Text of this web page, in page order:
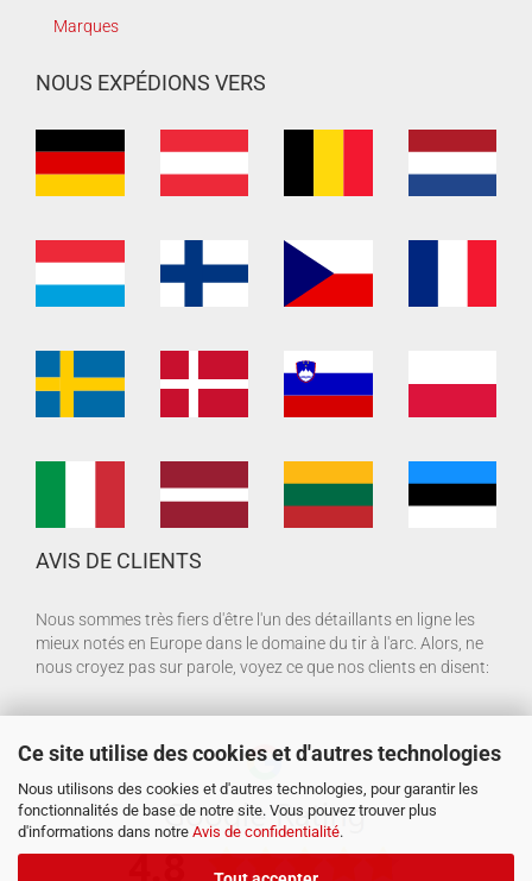
Ce site utilise des cookies et d'autres technologies
Nous utilisons des cookies et d'autres technologies, pour garantir les
fonctionnalités de base de notre site. Vous pouvez trouver plus
d'informations dans notre Avis de confidentialité.
Marques
NOUS EXPÉDIONS VERS
AVIS DE CLIENTS
Nous sommes très fiers d'être l'un des détaillants en ligne les
mieux notés en Europe dans le domaine du tir à l'arc. Alors, ne
nous croyez pas sur parole, voyez ce que nos clients en disent: